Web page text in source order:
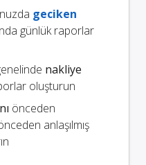
geciken
günlük raporlar
nakliye
oluşturun
önceden
anlaşılmış